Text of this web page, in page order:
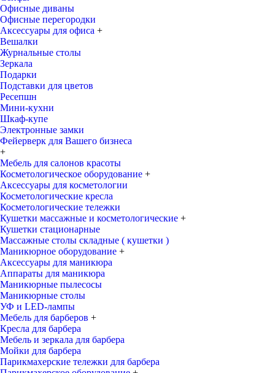
Офисные диваны
Офисные перегородки
Аксессуары для офиса +
Вешалки
Журнальные столы
Зеркала
Подарки
Подставки для цветов
Ресепшн
Мини-кухни
Шкаф-купе
Электронные замки
Фейерверк для Вашего бизнеса
+
Мебель для салонов красоты
Косметологическое оборудование +
Аксессуары для косметологии
Косметологические кресла
Косметологические тележки
Кушетки массажные и косметологические +
Кушетки стационарные
Массажные столы складные ( кушетки )
Маникюрное оборудование +
Аксессуары для маникюра
Аппараты для маникюра
Маникюрные пылесосы
Маникюрные столы
УФ и LED-лампы
Мебель для барберов +
Кресла для барбера
Мебель и зеркала для барбера
Мойки для барбера
Парикмахерские тележки для барбера